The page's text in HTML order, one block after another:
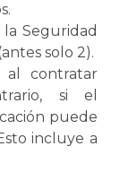
Seguridad
solo 2).
al contratar
si el
puede
incluye a